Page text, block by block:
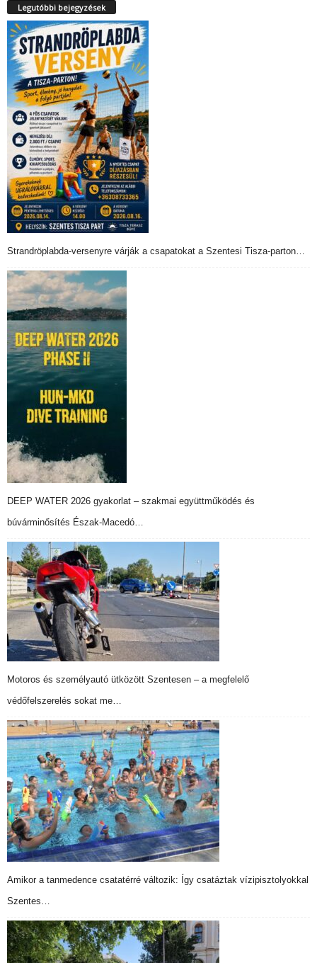
Legutóbbi bejegyzések
Strandröplabda-versenyre várják a csapatokat a Szentesi Tisza-parton…
DEEP WATER 2026 gyakorlat – szakmai együttműködés és
búvárminősítés Észak-Macedó…
Motoros és személyautó ütközött Szentesen – a megfelelő
védőfelszerelés sokat me…
Amikor a tanmedence csatatérré változik: Így csatáztak vízipisztolyokkal
Szentes…